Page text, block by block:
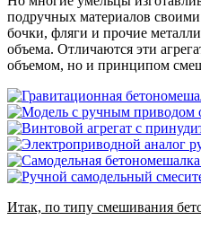
подручных материалов
бочки, фляги и прочие
объема. Отличаются эти
объемом, но и принципом
Итак, по типу смешивания